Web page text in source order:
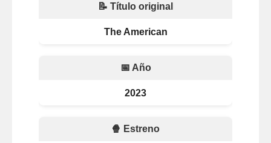
📝 Título original
The American
📅 Año
2023
🍿 Estreno